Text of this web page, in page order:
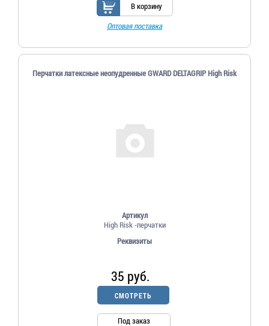
В корзину
Оптовая поставка
Перчатки латексные неопудренные GWARD DELTAGRIP High Risk
Артикул
High Risk -перчатки
Реквизиты
35 руб.
СМОТРЕТЬ
Под заказ